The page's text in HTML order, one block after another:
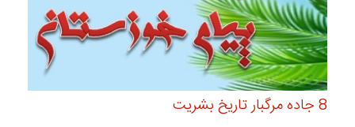
8 جاده مرگبار تاریخ بشریت